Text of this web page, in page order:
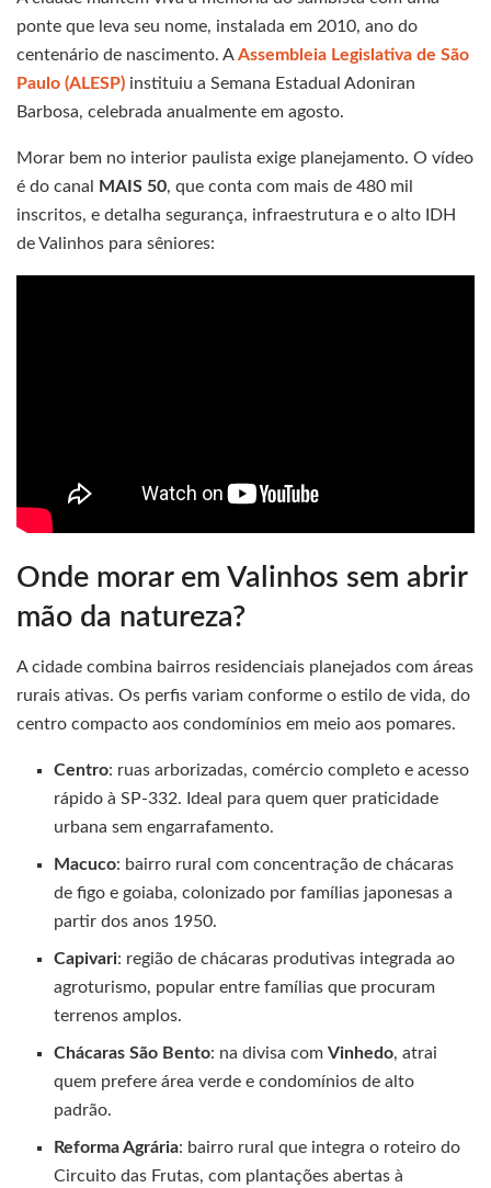
ponte que leva seu nome, instalada em 2010, ano do
centenário de nascimento. AAssembleia Legislativa de São
Paulo (ALESP) instituiu a Semana Estadual Adoniran
Barbosa, celebrada anualmente em agosto.
Morar bem no interior paulista exige planejamento. O vídeo
é do canal
MAIS 50, que conta com mais de 480 mil
inscritos, e detalha segurança, infraestrutura e o alto IDH
de Valinhos para sêniores:
Onde morar em Valinhos sem abrir
mão da natureza?
A cidade combina bairros residenciais planejados com áreas
rurais ativas. Os perfis variam conforme o estilo de vida, do
centro compacto aos condomínios em meio aos pomares.
Centro: ruas arborizadas, comércio completo e acesso
rápido à SP-332. Ideal para quem quer praticidade
urbana sem engarrafamento.
Macuco: bairro rural com concentração de chácaras
de figo e goiaba, colonizado por famílias japonesas a
partir dos anos 1950.
Capivari: região de chácaras produtivas integrada ao
agroturismo, popular entre famílias que procuram
terrenos amplos.
Chácaras São Bento: na divisa comVinhedo, atrai
quem prefere área verde e condomínios de alto
padrão.
Reforma Agrária: bairro rural que integra o roteiro do
Circuito das Frutas, com plantações abertas à